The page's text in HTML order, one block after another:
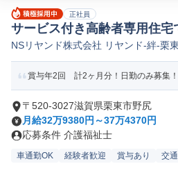
正社員
サービス付き高齢者専用住
NSリヤンド株式会社 リヤンド-絆-栗東
賞与年2回 計2ヶ月分！日勤のみ募集！
〒520-3027滋賀県栗東市野尻
月給32万9380円～37万4370円
応募条件 介護福祉士
車通勤OK 経験者歓迎 賞与あり 交